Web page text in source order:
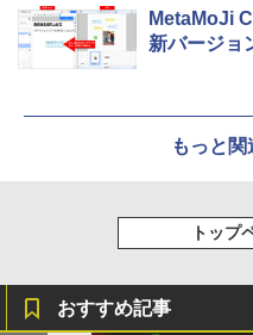
MetaMoJi
新バージョ
もっと
トップ
おすすめ記事